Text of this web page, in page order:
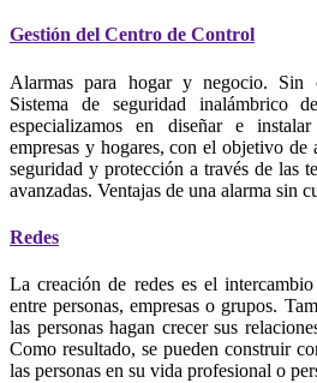
Gestión del Centro de Control
Alarmas para hogar y negocio. Sin
Sistema de seguridad inalámbrico
especializamos en diseñar e
empresas y hogares, con el objetivo de
seguridad y protección a través de las
avanzadas. Ventajas de una alarma sin
Redes
La creación de redes es el
entre personas, empresas o grupos.
las personas hagan crecer sus
Como resultado, se pueden construir
las personas en su vida profesional o